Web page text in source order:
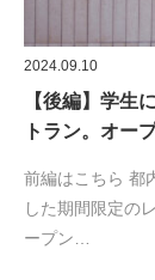
2024.09.10
【後編】学生
トラン。オー
前編はこちら 都
した期間限定の
ープン…